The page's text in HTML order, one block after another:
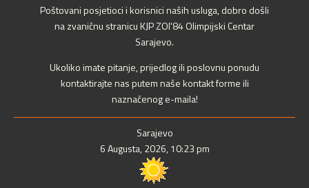
Poštovani posjetioci i korisnici naših usluga, dobro došli
na zvaničnu stranicu KJP ZOI'84 Olimpijski Centar
Sarajevo.
Ukoliko imate pitanje, prijedlog ili poslovnu ponudu
kontaktirajte nas putem naše kontakt forme ili
naznačenog e-maila!
Sarajevo
6 Augusta, 2026, 10:23 pm